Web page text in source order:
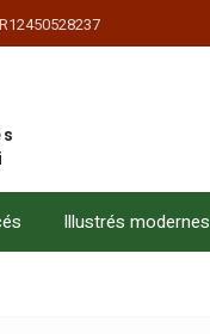
Illustrés modernes